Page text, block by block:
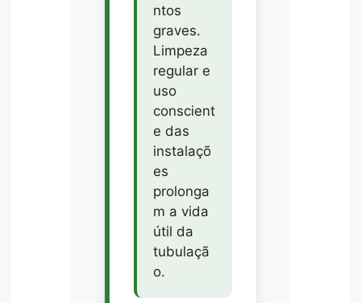
ntos
graves.
Limpeza
regular e
uso
conscient
e das
instalaçõ
es
prolonga
m a vida
útil da
tubulaçã
o.